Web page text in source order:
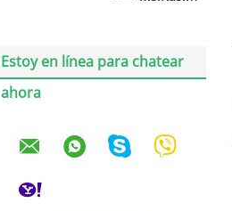
Estoy en línea para chatear
ahora